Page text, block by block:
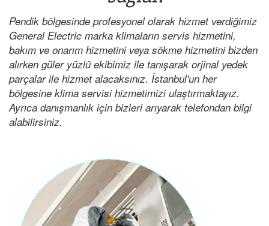
Pendik bölgesinde profesyonel olarak hizmet verdiğimiz
General Electric marka klimaların servis hizmetini,
bakım ve onarım hizmetini veya sökme hizmetini bizden
alırken güler yüzlü ekibimiz ile tanışarak orjinal yedek
parçalar ile hizmet alacaksınız. İstanbul'un her
bölgesine klima servisi hizmetimizi ulaştırmaktayız.
Ayrıca danışmanlık için bizleri arıyarak telefondan bilgi
alabilirsiniz.